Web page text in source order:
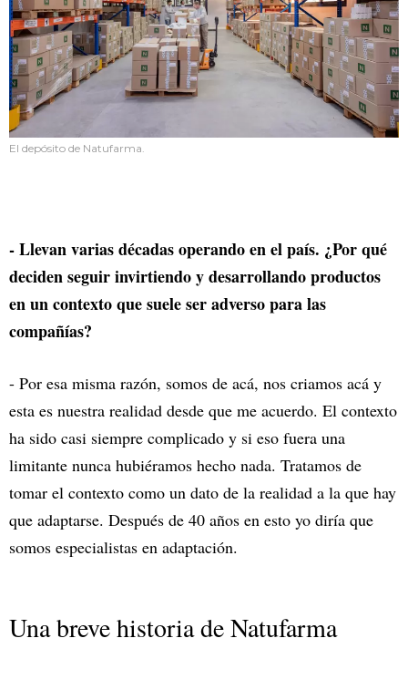
El depósito de Natufarma.
- Llevan varias décadas operando en el país. ¿Por qué
deciden seguir invirtiendo y desarrollando productos
en un contexto que suele ser adverso para las
compañías?
- Por esa misma razón, somos de acá, nos criamos acá y
esta es nuestra realidad desde que me acuerdo. El contexto
ha sido casi siempre complicado y si eso fuera una
limitante nunca hubiéramos hecho nada. Tratamos de
tomar el contexto como un dato de la realidad a la que hay
que adaptarse. Después de 40 años en esto yo diría que
somos especialistas en adaptación.
Una breve historia de Natufarma